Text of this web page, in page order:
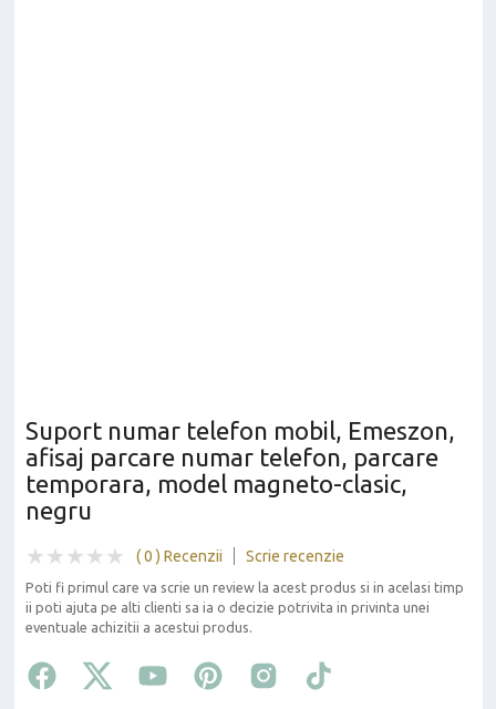
Suport numar telefon mobil, Emeszon,
afisaj parcare numar telefon, parcare
temporara, model magneto-clasic,
negru
( 0 ) Recenzii Scrie recenzie
Poti fi primul care va scrie un review la acest produs si in acelasi timp
ii poti ajuta pe alti clienti sa ia o decizie potrivita in privinta unei
eventuale achizitii a acestui produs.